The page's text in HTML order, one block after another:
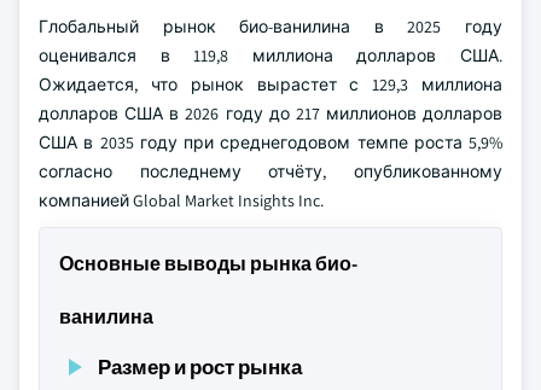
Глобальный рынок био-ванилина в 2025 году
оценивался в 119,8 миллиона долларов США.
Ожидается, что рынок вырастет с 129,3 миллиона
долларов США в 2026 году до 217 миллионов долларов
США в 2035 году при среднегодовом темпе роста 5,9%
согласно последнему отчёту, опубликованному
компанией Global Market Insights Inc.
Основные выводы рынка био-
ванилина
Размер и рост рынка